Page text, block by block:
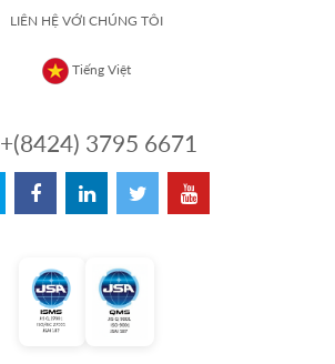
LIÊN HỆ VỚI CHÚNG TÔI
Tiếng Việt
+(8424) 3795 6671